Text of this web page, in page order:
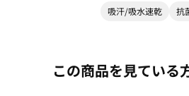
吸汗/吸水速乾 抗
この商品を見ている